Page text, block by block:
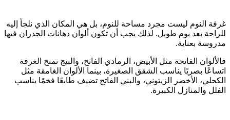
غرفة النوم ليست مجرد مساحة للنوم، بل هي المكان الذي نلجأ إليه
للراحة بعد يوم طويل. لذلك يجب أن تكون ألوان دهانات الجدران فيها
مدروسة بعناية.
فالألوان الفاتحة مثل الأبيض، الرمادي الفاتح، والبيج تمنح الغرفة
اتساعًا بصريًا يناسب الشقق الصغيرة، بينما الألوان الغامقة مثل
الكحلي، الأخضر الزيتوني، والبني الفاتح تضيف طابعًا فخمًا يناسب
الفلل والمنازل الكبيرة.